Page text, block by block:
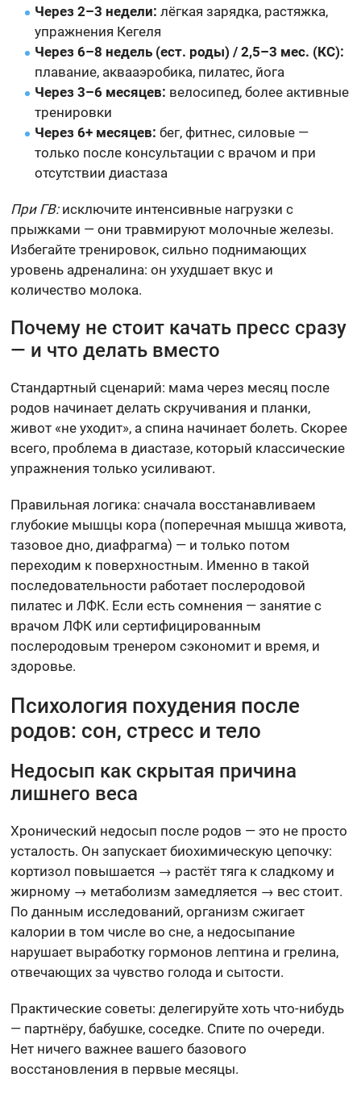
Через 2–3 недели: лёгкая зарядка, растяжка,
упражнения Кегеля
Через 6–8 недель (ест. роды) / 2,5–3 мес. (КС):
плавание, аквааэробика, пилатес, йога
Через 3–6 месяцев: велосипед, более активные
тренировки
Через 6+ месяцев: бег, фитнес, силовые —
только после консультации с врачом и при
отсутствии диастаза
При ГВ:исключите интенсивные нагрузки с
прыжками — они травмируют молочные железы.
Избегайте тренировок, сильно поднимающих
уровень адреналина: он ухудшает вкус и
количество молока.
Почему не стоит качать пресс сразу
— и что делать вместо
Стандартный сценарий: мама через месяц после
родов начинает делать скручивания и планки,
живот «не уходит», а спина начинает болеть. Скорее
всего, проблема в диастазе, который классические
упражнения только усиливают.
Правильная логика: сначала восстанавливаем
глубокие мышцы кора (поперечная мышца живота,
тазовое дно, диафрагма) — и только потом
переходим к поверхностным. Именно в такой
последовательности работает послеродовой
пилатес и ЛФК. Если есть сомнения — занятие с
врачом ЛФК или сертифицированным
послеродовым тренером сэкономит и время, и
здоровье.
Психология похудения после
родов: сон, стресс и тело
Недосып как скрытая причина
лишнего веса
Хронический недосып после родов — это не просто
усталость. Он запускает биохимическую цепочку:
кортизол повышается → растёт тяга к сладкому и
жирному → метаболизм замедляется → вес стоит.
По данным исследований, организм сжигает
калории в том числе во сне, а недосыпание
нарушает выработку гормонов лептина и грелина,
отвечающих за чувство голода и сытости.
Практические советы: делегируйте хоть что-нибудь
— партнёру, бабушке, соседке. Спите по очереди.
Нет ничего важнее вашего базового
восстановления в первые месяцы.